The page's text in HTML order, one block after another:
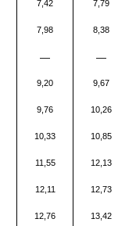
7,42 7,79
7,98 8,38
— —
9,20 9,67
9,76 10,26
10,33 10,85
11,55 12,13
12,11 12,73
12,76 13,42